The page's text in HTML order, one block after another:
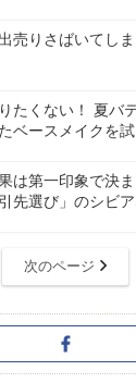
売りさばいてし
たくない！ 夏バ
ベースメイクを
は第一印象で決
先選び」のシビ
次のページ